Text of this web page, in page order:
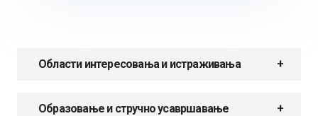
Области интересовања и истраживања
Образовање и стручно усавршавање